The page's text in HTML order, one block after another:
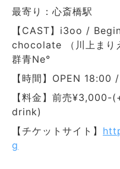
最寄り：心斎橋駅
【CAST】i3oo /
chocolate （川上ま
群青Ne°
【時間】OPEN 18:00
【料金】前売
drink)
【チケットサイト】
g